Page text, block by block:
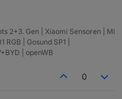
2+3. Gen | Xiaomi Sensoren | Mi
| Gosund SP1 |
| openWB
0